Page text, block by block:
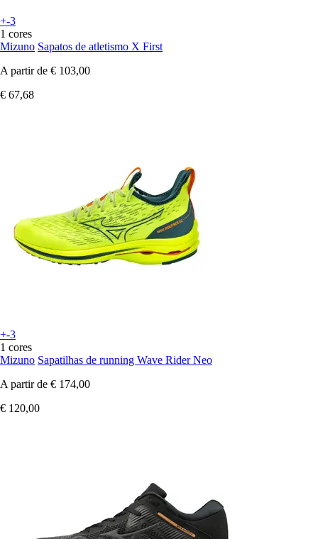
+-3
1 cores
Mizuno Sapatos de atletismo X First
A partir de € 103,00
€ 67,68
+-3
1 cores
Mizuno Sapatilhas de running Wave Rider Neo
A partir de € 174,00
€ 120,00